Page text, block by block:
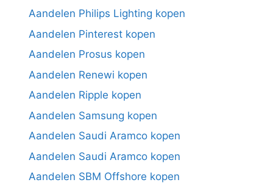
Aandelen Philips Lighting kopen
Aandelen Pinterest kopen
Aandelen Prosus kopen
Aandelen Renewi kopen
Aandelen Ripple kopen
Aandelen Samsung kopen
Aandelen Saudi Aramco kopen
Aandelen Saudi Aramco kopen
Aandelen SBM Offshore kopen